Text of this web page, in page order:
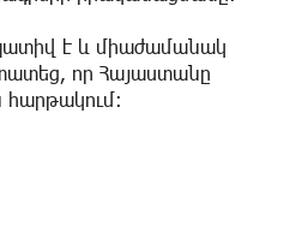
է և միաժամանակ
որ Հայաստանը
հարթակում։